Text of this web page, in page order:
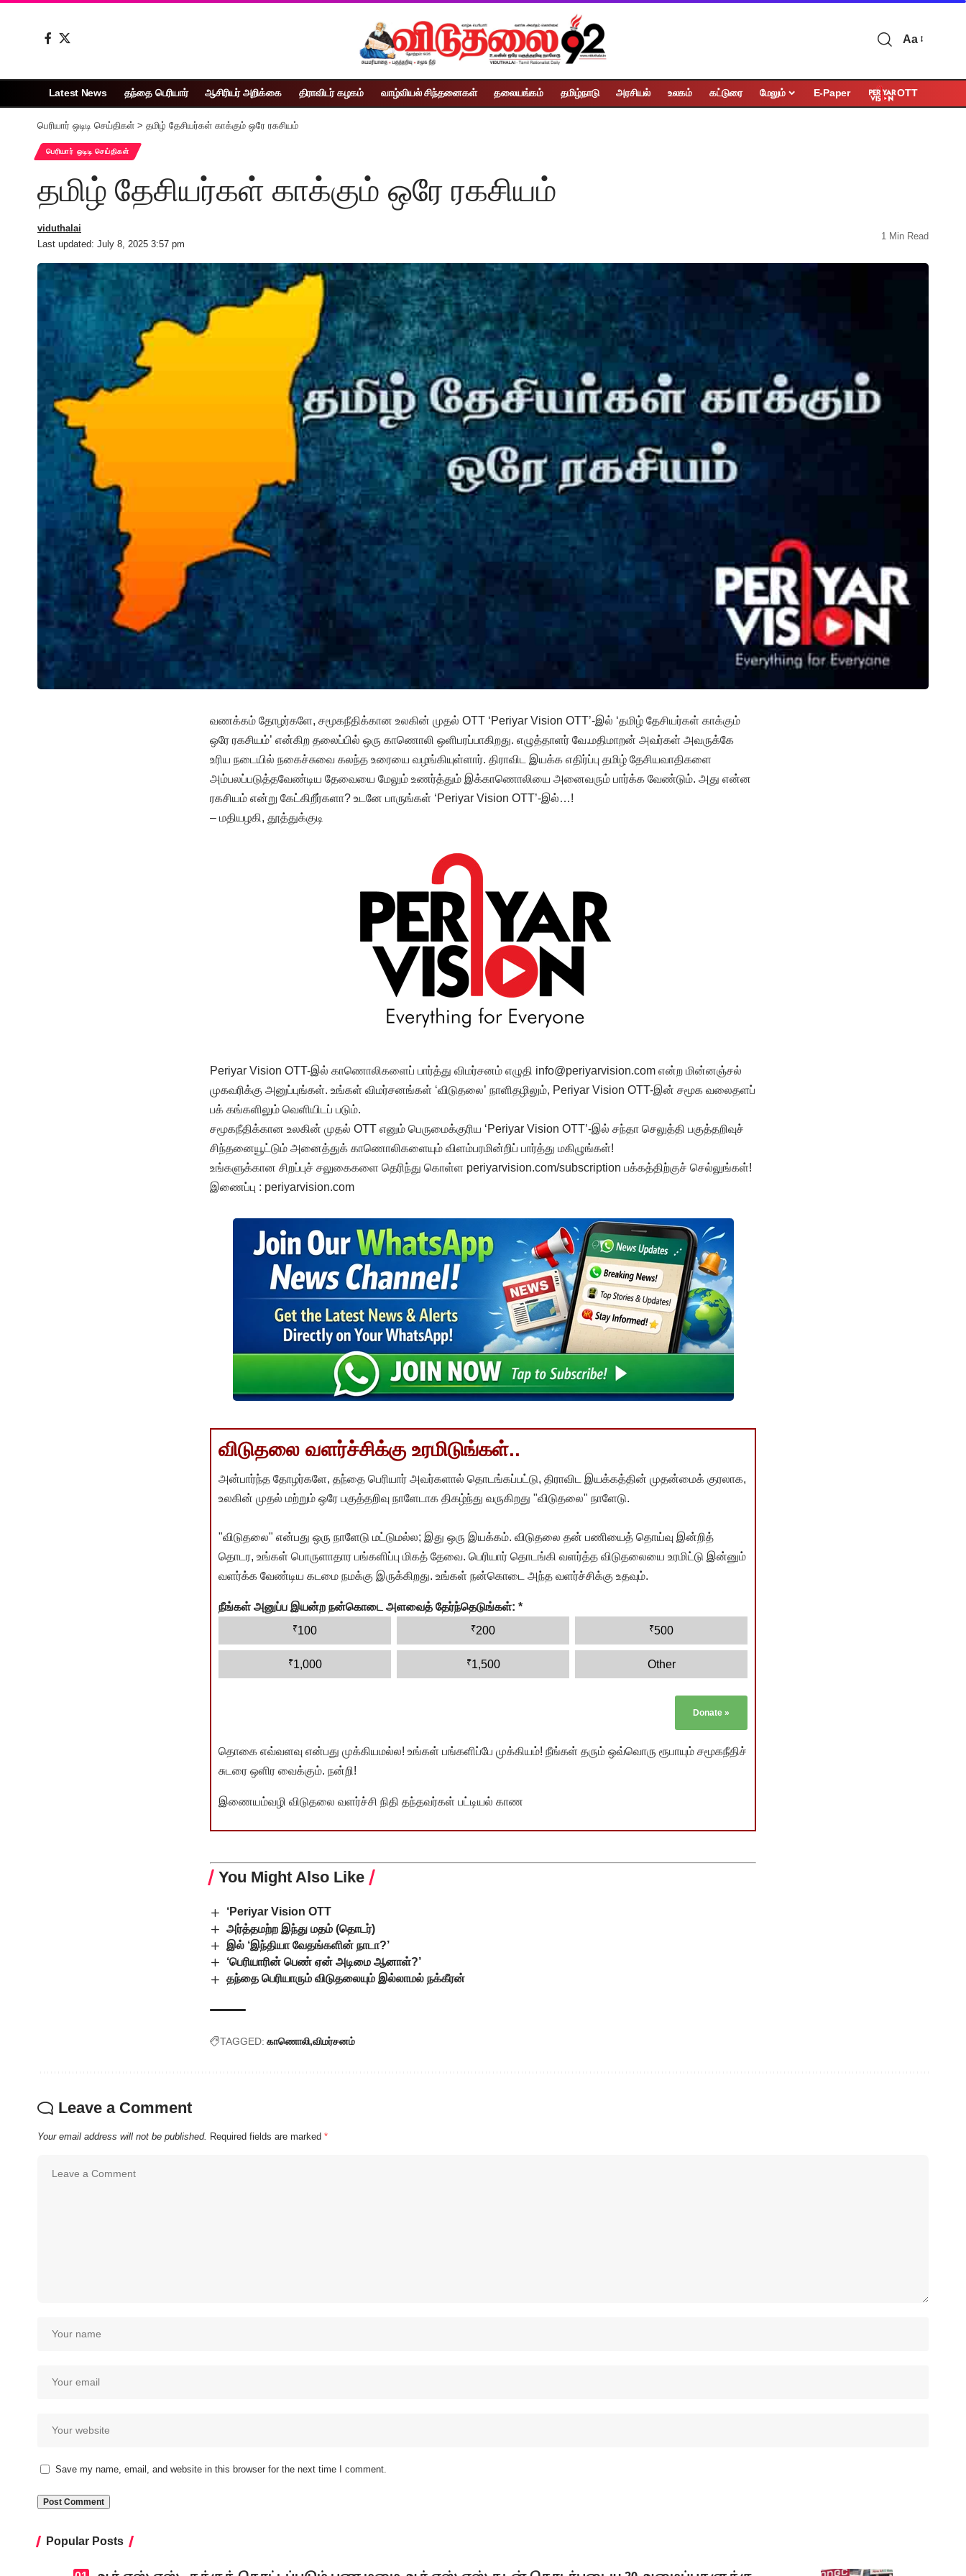
Aa
Latest News தந்தை பெரியார் ஆசிரியர் அறிக்கை திராவிடர் கழகம் வாழ்வியல் சிந்தனைகள் தலையங்கம் தமிழ்நாடு அரசியல் உலகம் கட்டுரை மேலும் E-Paper OTT
பெரியார் ஒடிடி செய்திகள் > தமிழ் தேசியர்கள் காக்கும் ஒரே ரகசியம்
பெரியார் ஒடிடி செய்திகள்
தமிழ் தேசியர்கள் காக்கும் ஒரே ரகசியம்
Last updated: July 8, 2025 3:57 pm
viduthalai
1 Min Read
வணக்கம் தோழர்களே, சமூகநீதிக்கான உலகின் முதல் OTT ‘Periyar Vision OTT’-இல் ‘தமிழ் தேசியர்கள் காக்கும்
ஒரே ரகசியம்’ என்கிற தலைப்பில் ஒரு காணொலி ஒளிபரப்பாகிறது. எழுத்தாளர் வே.மதிமாறன் அவர்கள் அவருக்கே
உரிய நடையில் நகைச்சுவை கலந்த உரையை வழங்கியுள்ளார். திராவிட இயக்க எதிர்ப்பு தமிழ் தேசியவாதிகளை
அம்பலப்படுத்தவேண்டிய தேவையை மேலும் உணர்த்தும் இக்காணொலியை அனைவரும் பார்க்க வேண்டும். அது என்ன
ரகசியம் என்று கேட்கிறீர்களா? உடனே பாருங்கள் ‘Periyar Vision OTT’-இல்…!
– மதியழகி, தூத்துக்குடி
Periyar Vision OTT-இல் காணொலிகளைப் பார்த்து விமர்சனம் எழுதி info@periyarvision.com என்ற மின்னஞ்சல்
முகவரிக்கு அனுப்புங்கள். உங்கள் விமர்சனங்கள் ‘விடுதலை’ நாளிதழிலும், Periyar Vision OTT-இன் சமூக வலைதளப்
பக் கங்களிலும் வெளியிடப் படும்.
சமூகநீதிக்கான உலகின் முதல் OTT எனும் பெருமைக்குரிய ‘Periyar Vision OTT’-இல் சந்தா செலுத்தி பகுத்தறிவுச்
சிந்தனையூட்டும் அனைத்துக் காணொலிகளையும் விளம்பரமின்றிப் பார்த்து மகிழுங்கள்!
உங்களுக்கான சிறப்புச் சலுகைகளை தெரிந்து கொள்ள periyarvision.com/subscription பக்கத்திற்குச் செல்லுங்கள்!
இணைப்பு : periyarvision.com
விடுதலை வளர்ச்சிக்கு உரமிடுங்கள்..
அன்பார்ந்த தோழர்களே, தந்தை பெரியார் அவர்களால் தொடங்கப்பட்டு, திராவிட இயக்கத்தின் முதன்மைக் குரலாக,
உலகின் முதல் மற்றும் ஒரே பகுத்தறிவு நாளேடாக திகழ்ந்து வருகிறது "விடுதலை" நாளேடு.
"விடுதலை" என்பது ஒரு நாளேடு மட்டுமல்ல; இது ஒரு இயக்கம். விடுதலை தன் பணியைத் தொய்வு இன்றித்
தொடர, உங்கள் பொருளாதார பங்களிப்பு மிகத் தேவை. பெரியார் தொடங்கி வளர்த்த விடுதலையை உரமிட்டு இன்னும்
வளர்க்க வேண்டிய கடமை நமக்கு இருக்கிறது. உங்கள் நன்கொடை அந்த வளர்ச்சிக்கு உதவும்.
நீங்கள் அனுப்ப இயன்ற நன்கொடை அளவைத் தேர்ந்தெடுங்கள்: *
₹100 ₹200 ₹500
₹1,000 ₹1,500 Other
Donate »
தொகை எவ்வளவு என்பது முக்கியமல்ல! உங்கள் பங்களிப்பே முக்கியம்! நீங்கள் தரும் ஒவ்வொரு ரூபாயும் சமூகநீதிச்
சுடரை ஒளிர வைக்கும். நன்றி!
இணையம்வழி விடுதலை வளர்ச்சி நிதி தந்தவர்கள் பட்டியல் காண
You Might Also Like
‘Periyar Vision OTT
அர்த்தமற்ற இந்து மதம் (தொடர்)
இல் ‘இந்தியா வேதங்களின் நாடா?’
‘பெரியாரின் பெண் ஏன் அடிமை ஆனாள்?’
தந்தை பெரியாரும் விடுதலையும் இல்லாமல் நக்கீரன்
TAGGED: காணொலி விமர்சனம்
Leave a Comment
Your email address will not be published. Required fields are marked *
Save my name, email, and website in this browser for the next time I comment.
Popular Posts